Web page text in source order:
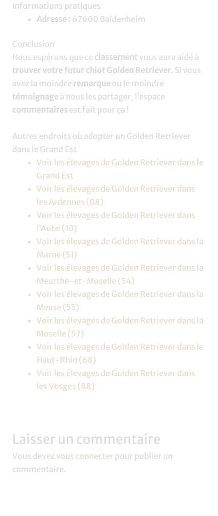
Informations pratiques
Adresse : 67600 Baldenheim
Conclusion
Nous espérons que ce classement vous aura aidé à
trouver votre futur chiot Golden Retriever. Si vous
avez la moindre remarque ou le moindre
témoignage à nous les partager, l’espace
commentaires est fait pour ça !
Autres endroits où adopter un Golden Retriever
dans le Grand Est
Voir les élevages de Golden Retriever dans le
Grand Est
Voir les élevages de Golden Retriever dans
les Ardennes (08)
Voir les élevages de Golden Retriever dans
l’Aube (10)
Voir les élevages de Golden Retriever dans la
Marne (51)
Voir les élevages de Golden Retriever dans la
Meurthe-et-Moselle (54)
Voir les élevages de Golden Retriever dans la
Meuse (55)
Voir les élevages de Golden Retriever dans la
Moselle (57)
Voir les élevages de Golden Retriever dans le
Haut-Rhin (68)
Voir les élevages de Golden Retriever dans
les Vosges (88)
Laisser un commentaire
Vous devezvous connecter pour publier un
commentaire.